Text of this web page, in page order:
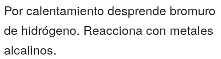
Por calentamiento desprende bromuro
de hidrógeno. Reacciona con metales
alcalinos.